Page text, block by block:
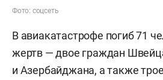
Фото: соцсеть
В авиакатастрофе погиб 71
жертв — двое граждан
и Азербайджана, а также